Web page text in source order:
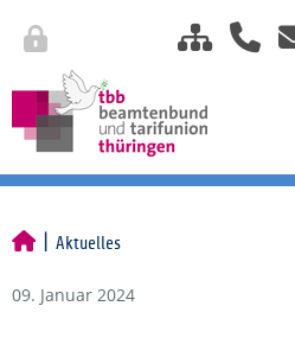
Aktuelles
09. Januar 2024